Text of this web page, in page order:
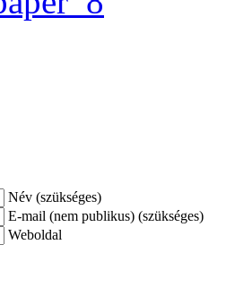
Név (szükséges)
E-mail (nem publikus) (szükséges)
Weboldal